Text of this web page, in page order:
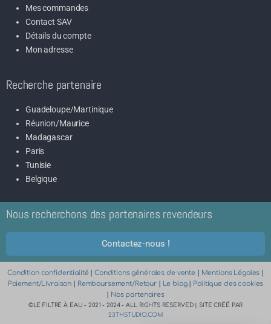
Mes commandes
Contact SAV
Détails du compte
Mon adresse
Recherche partenaire
Guadeloupe/Martinique
Réunion/Maurice
Madagascar
Paris
Tunisie
Belgique
Nous recherchons des partenaires revendeurs
Contactez-nous !
Condition confidentialité|Conditions générales de vente| Mentions Légales |
Paiement/Livraison | Remboursement/Retour | Le blog| Politique des cookies
| Nos partenaires
©LE FILTRE À EAU - 2021 - 2024 - ALL RIGHTS RESERVED | SITE CRÉÉ PAR
23THSTUDIO.COM